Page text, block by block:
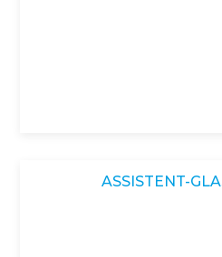
ASSISTENT-